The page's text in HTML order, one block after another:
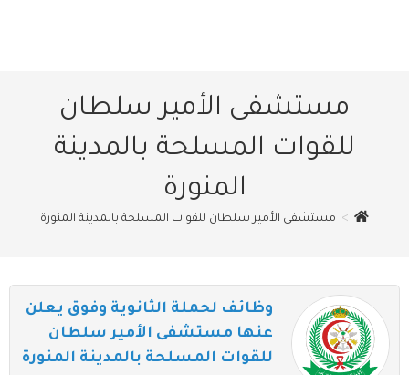
مستشفى الأمير سلطان
للقوات المسلحة بالمدينة
المنورة
> مستشفى الأمير سلطان للقوات المسلحة بالمدينة المنورة
وظائف لحملة الثانوية وفوق يعلن
عنها مستشفى الأمير سلطان
للقوات المسلحة بالمدينة المنورة